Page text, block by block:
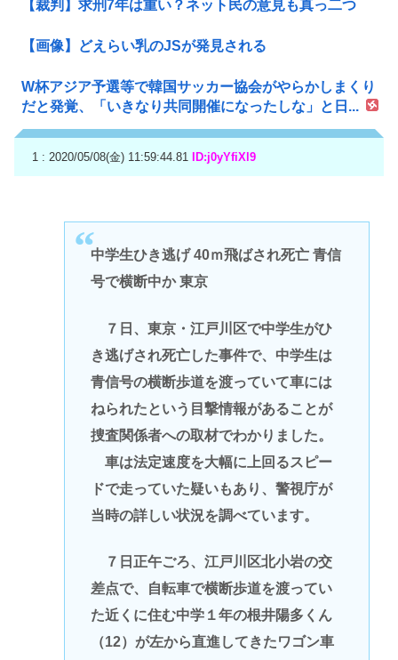
【裁判】求刑7年は重い？ネット民の意見も真っ二つ
【画像】どえらい乳のJSが発見される
W杯アジア予選等で韓国サッカー協会がやらかしまくり
だと発覚、「いきなり共同開催になったしな」と日...
1 : 2020/05/08(金) 11:59:44.81 ID:j0yYfiXl9
中学生ひき逃げ 40ｍ飛ばされ死亡 青信
号で横断中か 東京
７日、東京・江戸川区で中学生がひ
き逃げされ死亡した事件で、中学生は
青信号の横断歩道を渡っていて車には
ねられたという目撃情報があることが
捜査関係者への取材でわかりました。
車は法定速度を大幅に上回るスピー
ドで走っていた疑いもあり、警視庁が
当時の詳しい状況を調べています。
７日正午ごろ、江戸川区北小岩の交
差点で、自転車で横断歩道を渡ってい
た近くに住む中学１年の根井陽多くん
（12）が左から直進してきたワゴン車